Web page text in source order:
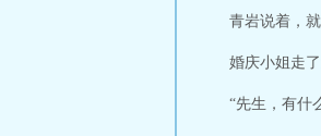
青岩说着，
婚庆小姐走
“先生，有什